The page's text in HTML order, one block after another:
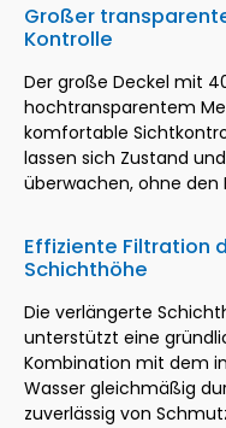
Großer
Kontrolle
Der große Deckel mit
hochtransparentem
komfortable
lassen sich Zustand
überwachen, ohne den
Effiziente Filtration
Schichthöhe
Die verlängerte
unterstützt eine
Kombination mit dem
Wasser gleichmäßig
zuverlässig von